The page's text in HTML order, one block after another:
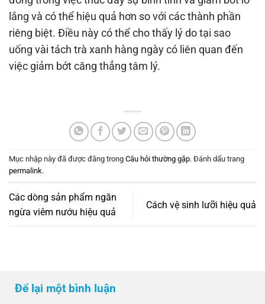
lắng và có thể hiệu quả hơn so với các thành phần
riêng biệt. Điều này có thể cho thấy lý do tại sao
uống vài tách trà xanh hàng ngày có liên quan đến
việc giảm bớt căng thẳng tâm lý.
Mục nhập này đã được đăng trong Câu hỏi thường gặp. Đánh dấu trang
permalink.
Các dòng sản phẩm ngăn
ngừa viêm nướu hiệu quả
Cách vệ sinh lưỡi hiệu quả
Để lại một bình luận